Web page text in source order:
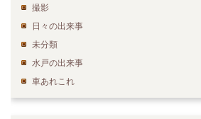
撮影
日々の出来事
未分類
水戸の出来事
車あれこれ